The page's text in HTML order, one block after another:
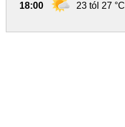
18:00 23 tól 27 °C